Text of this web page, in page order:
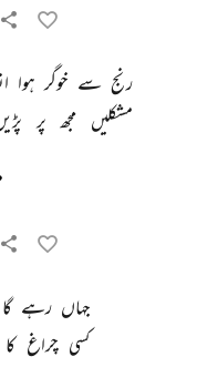
رنج سے خوگر ہوا
مشکلیں مجھ پر
جہاں رہے گا
کسی چراغ کا